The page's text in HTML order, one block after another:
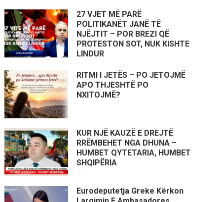
27 VJET MË PARË
POLITIKANËT JANË TË
NJËJTIT – POR BREZI QË
PROTESTON SOT, NUK KISHTE
LINDUR
RITMI I JETËS – PO JETOJMË
APO THJESHTË PO
NXITOJMË?
KUR NJË KAUZË E DREJTË
RRËMBEHET NGA DHUNA –
HUMBET QYTETARIA, HUMBET
SHQIPËRIA
Eurodeputetja Greke Kërkon